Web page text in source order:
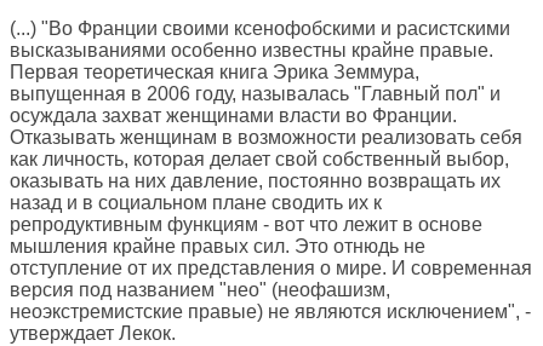
(...) "Во Франции своими ксенофобскими и расистскими
высказываниями особенно известны крайне правые.
Первая теоретическая книга Эрика Земмура,
выпущенная в 2006 году, называлась "Главный пол" и
осуждала захват женщинами власти во Франции.
Отказывать женщинам в возможности реализовать себя
как личность, которая делает свой собственный выбор,
оказывать на них давление, постоянно возвращать их
назад и в социальном плане сводить их к
репродуктивным функциям - вот что лежит в основе
мышления крайне правых сил. Это отнюдь не
отступление от их представления о мире. И современная
версия под названием "нео" (неофашизм,
неоэкстремистские правые) не являются исключением", -
утверждает Лекок.